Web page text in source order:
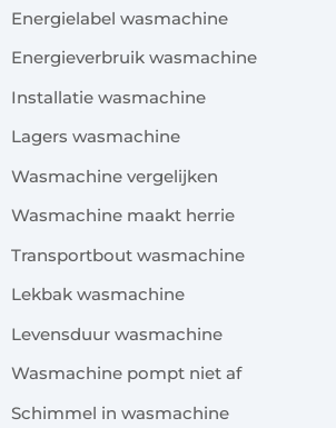
Energielabel wasmachine
Energieverbruik wasmachine
Installatie wasmachine
Lagers wasmachine
Wasmachine vergelijken
Wasmachine maakt herrie
Transportbout wasmachine
Lekbak wasmachine
Levensduur wasmachine
Wasmachine pompt niet af
Schimmel in wasmachine